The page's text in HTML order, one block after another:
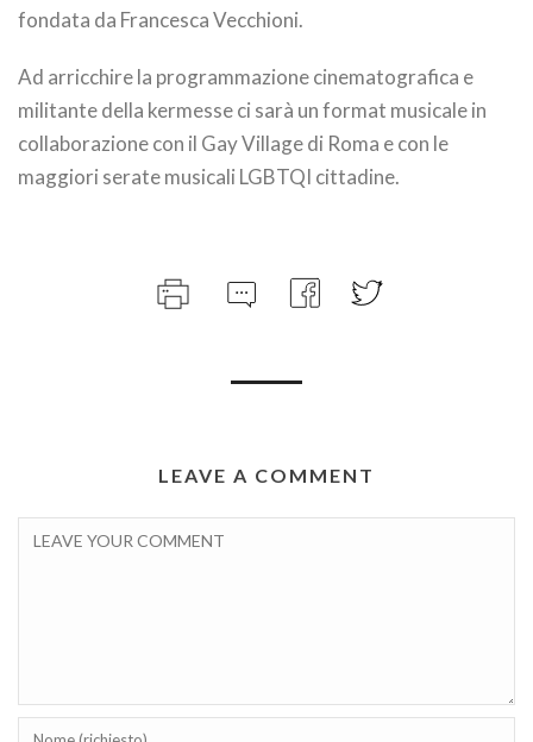
fondata da Francesca Vecchioni.
Ad arricchire la programmazione cinematografica e
militante della kermesse ci sarà un format musicale in
collaborazione con il Gay Village di Roma e con le
maggiori serate musicali LGBTQI cittadine.
LEAVE A COMMENT